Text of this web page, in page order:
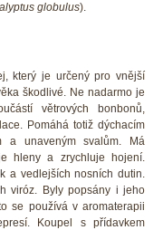
globulus).
který je určený pro vnější
škodlivé. Ne nadarmo je
větrových bonbonů,
Pomáhá totiž dýchacím
a unaveným svalům. Má
hleny a zrychluje hojení.
a vedlejších nosních dutin.
viróz. Byly popsány i jeho
se používá v aromaterapii
Koupel s přídavkem